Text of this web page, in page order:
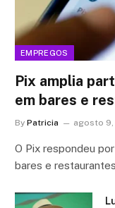
EMPREGOS
Pix amplia
em bares e
By Patricia agosto 9,
O Pix respondeu
bares e